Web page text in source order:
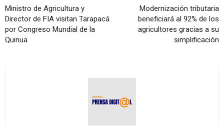
Ministro de Agricultura y
Director de FIA visitan Tarapacá
por Congreso Mundial de la
Quinua
Modernización tributaria
beneficiará al 92% de los
agricultores gracias a su
simplificación